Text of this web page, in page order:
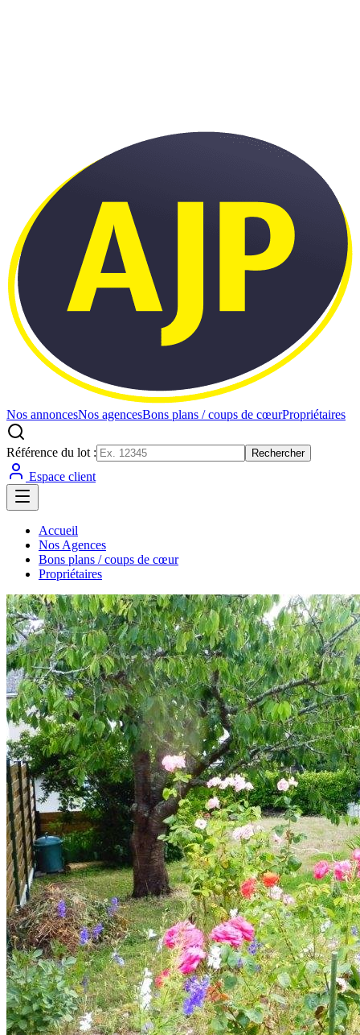
Nos annoncesNos agencesBons plans / coups de cœurPropriétaires
Référence du lot : Rechercher
Espace client
Accueil
Nos Agences
Bons plans / coups de cœur
Propriétaires